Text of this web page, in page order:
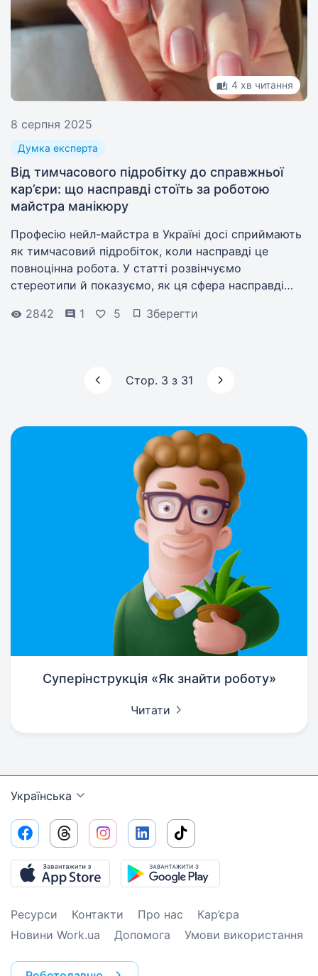
4 хв читання
8 серпня 2025
Думка експерта
Від тимчасового підробітку до справжньої
кар’єри: що насправді стоїть за роботою
майстра манікюру
Професію нейл-майстра в Україні досі сприймають
як тимчасовий підробіток, коли насправді це
повноцінна робота. У статті розвінчуємо
стереотипи й показуємо, як ця сфера насправді
2842
1 5 Зберегти
Стор. 3 з 31
Суперінструкція «Як знайти роботу»
Читати
Українська
Ресурси Контакти Про нас
Кар’єра
Новини Work.ua
Допомога Умови використання